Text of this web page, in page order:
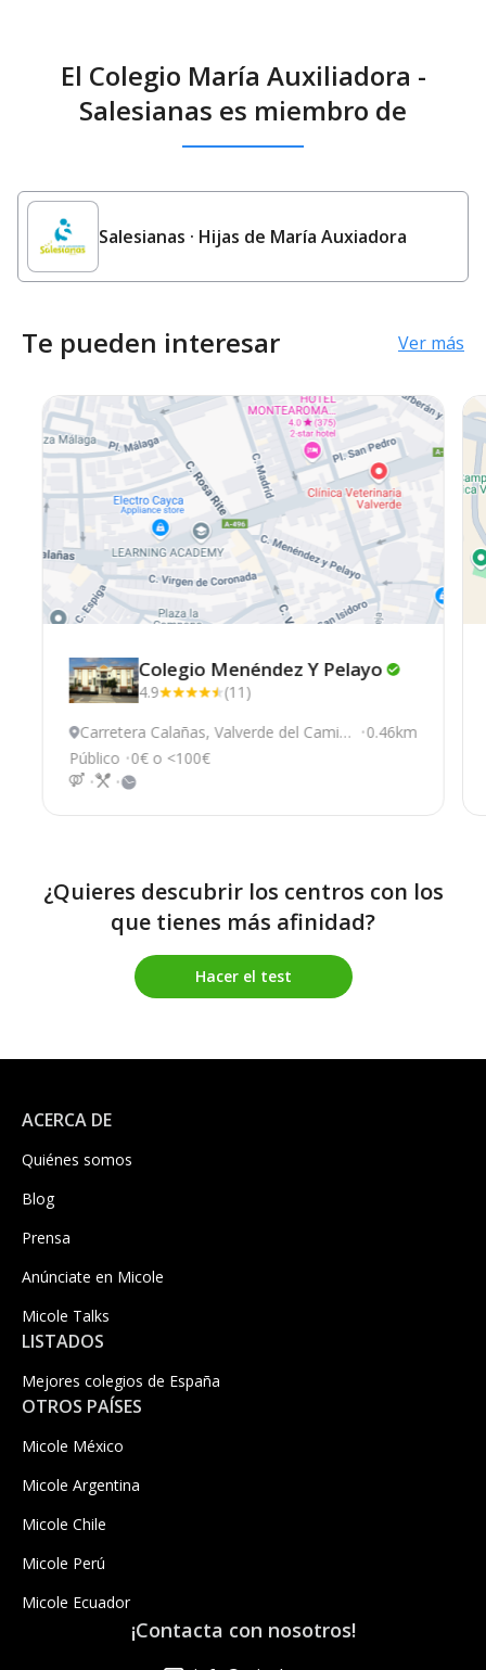
El Colegio María Auxiliadora -
Salesianas es miembro de
Salesianas · Hijas de María Auxiadora
Te pueden interesar Ver más
Colegio Menéndez Y Pelayo
4.9
(11)
Carretera Calañas, Valverde del Camin
o
0.46km
Público 0€ o <100€
¿Quieres descubrir los centros con los
que tienes más afinidad?
Hacer el test
ACERCA DE
Quiénes somos
Blog
Prensa
Anúnciate en Micole
Micole Talks
LISTADOS
Mejores colegios de España
OTROS PAÍSES
Micole México
Micole Argentina
Micole Chile
Micole Perú
Micole Ecuador
¡Contacta con nosotros!